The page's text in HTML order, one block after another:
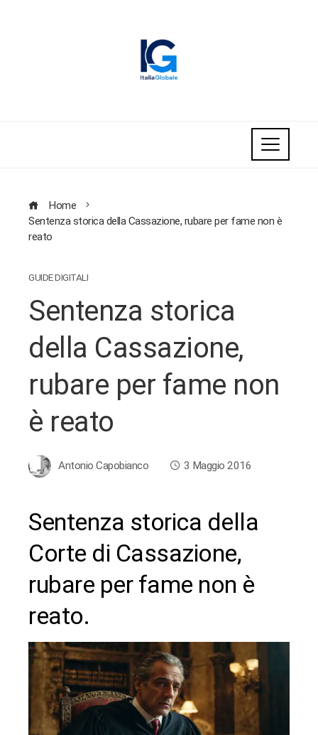
Home
Sentenza storica della Cassazione, rubare per fame non è
reato
GUIDE DIGITALI
Sentenza storica
della Cassazione,
rubare per fame non
è reato
Antonio Capobianco 3 Maggio 2016
Sentenza storica della
Corte di Cassazione,
rubare per fame non è
reato.